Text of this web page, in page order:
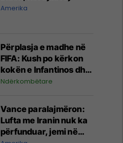
Amerika
Përplasja e madhe në
FIFA: Kush po kërkon
kokën e Infantinos dhe
kush po e mbron?
Ndërkombëtare
Vance paralajmëron:
Lufta me Iranin nuk ka
përfunduar, jemi në